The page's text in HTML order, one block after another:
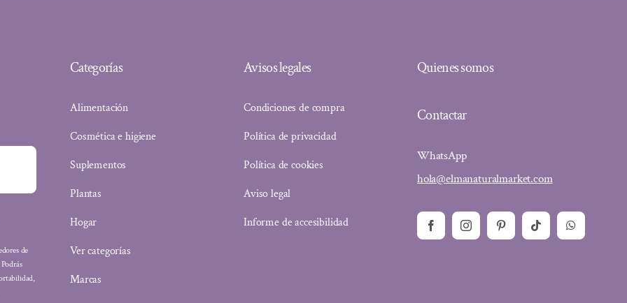
de
Categorías
Alimentación
Cosmética e higiene
Suplementos
Plantas
Hogar
Ver categorías
Marcas
Avisos legales
Condiciones de compra
Política de privacidad
Política de cookies
Aviso legal
Informe de accesibilidad
Quienes somos
Contactar
WhatsApp
hola@elmanaturalmarket.com